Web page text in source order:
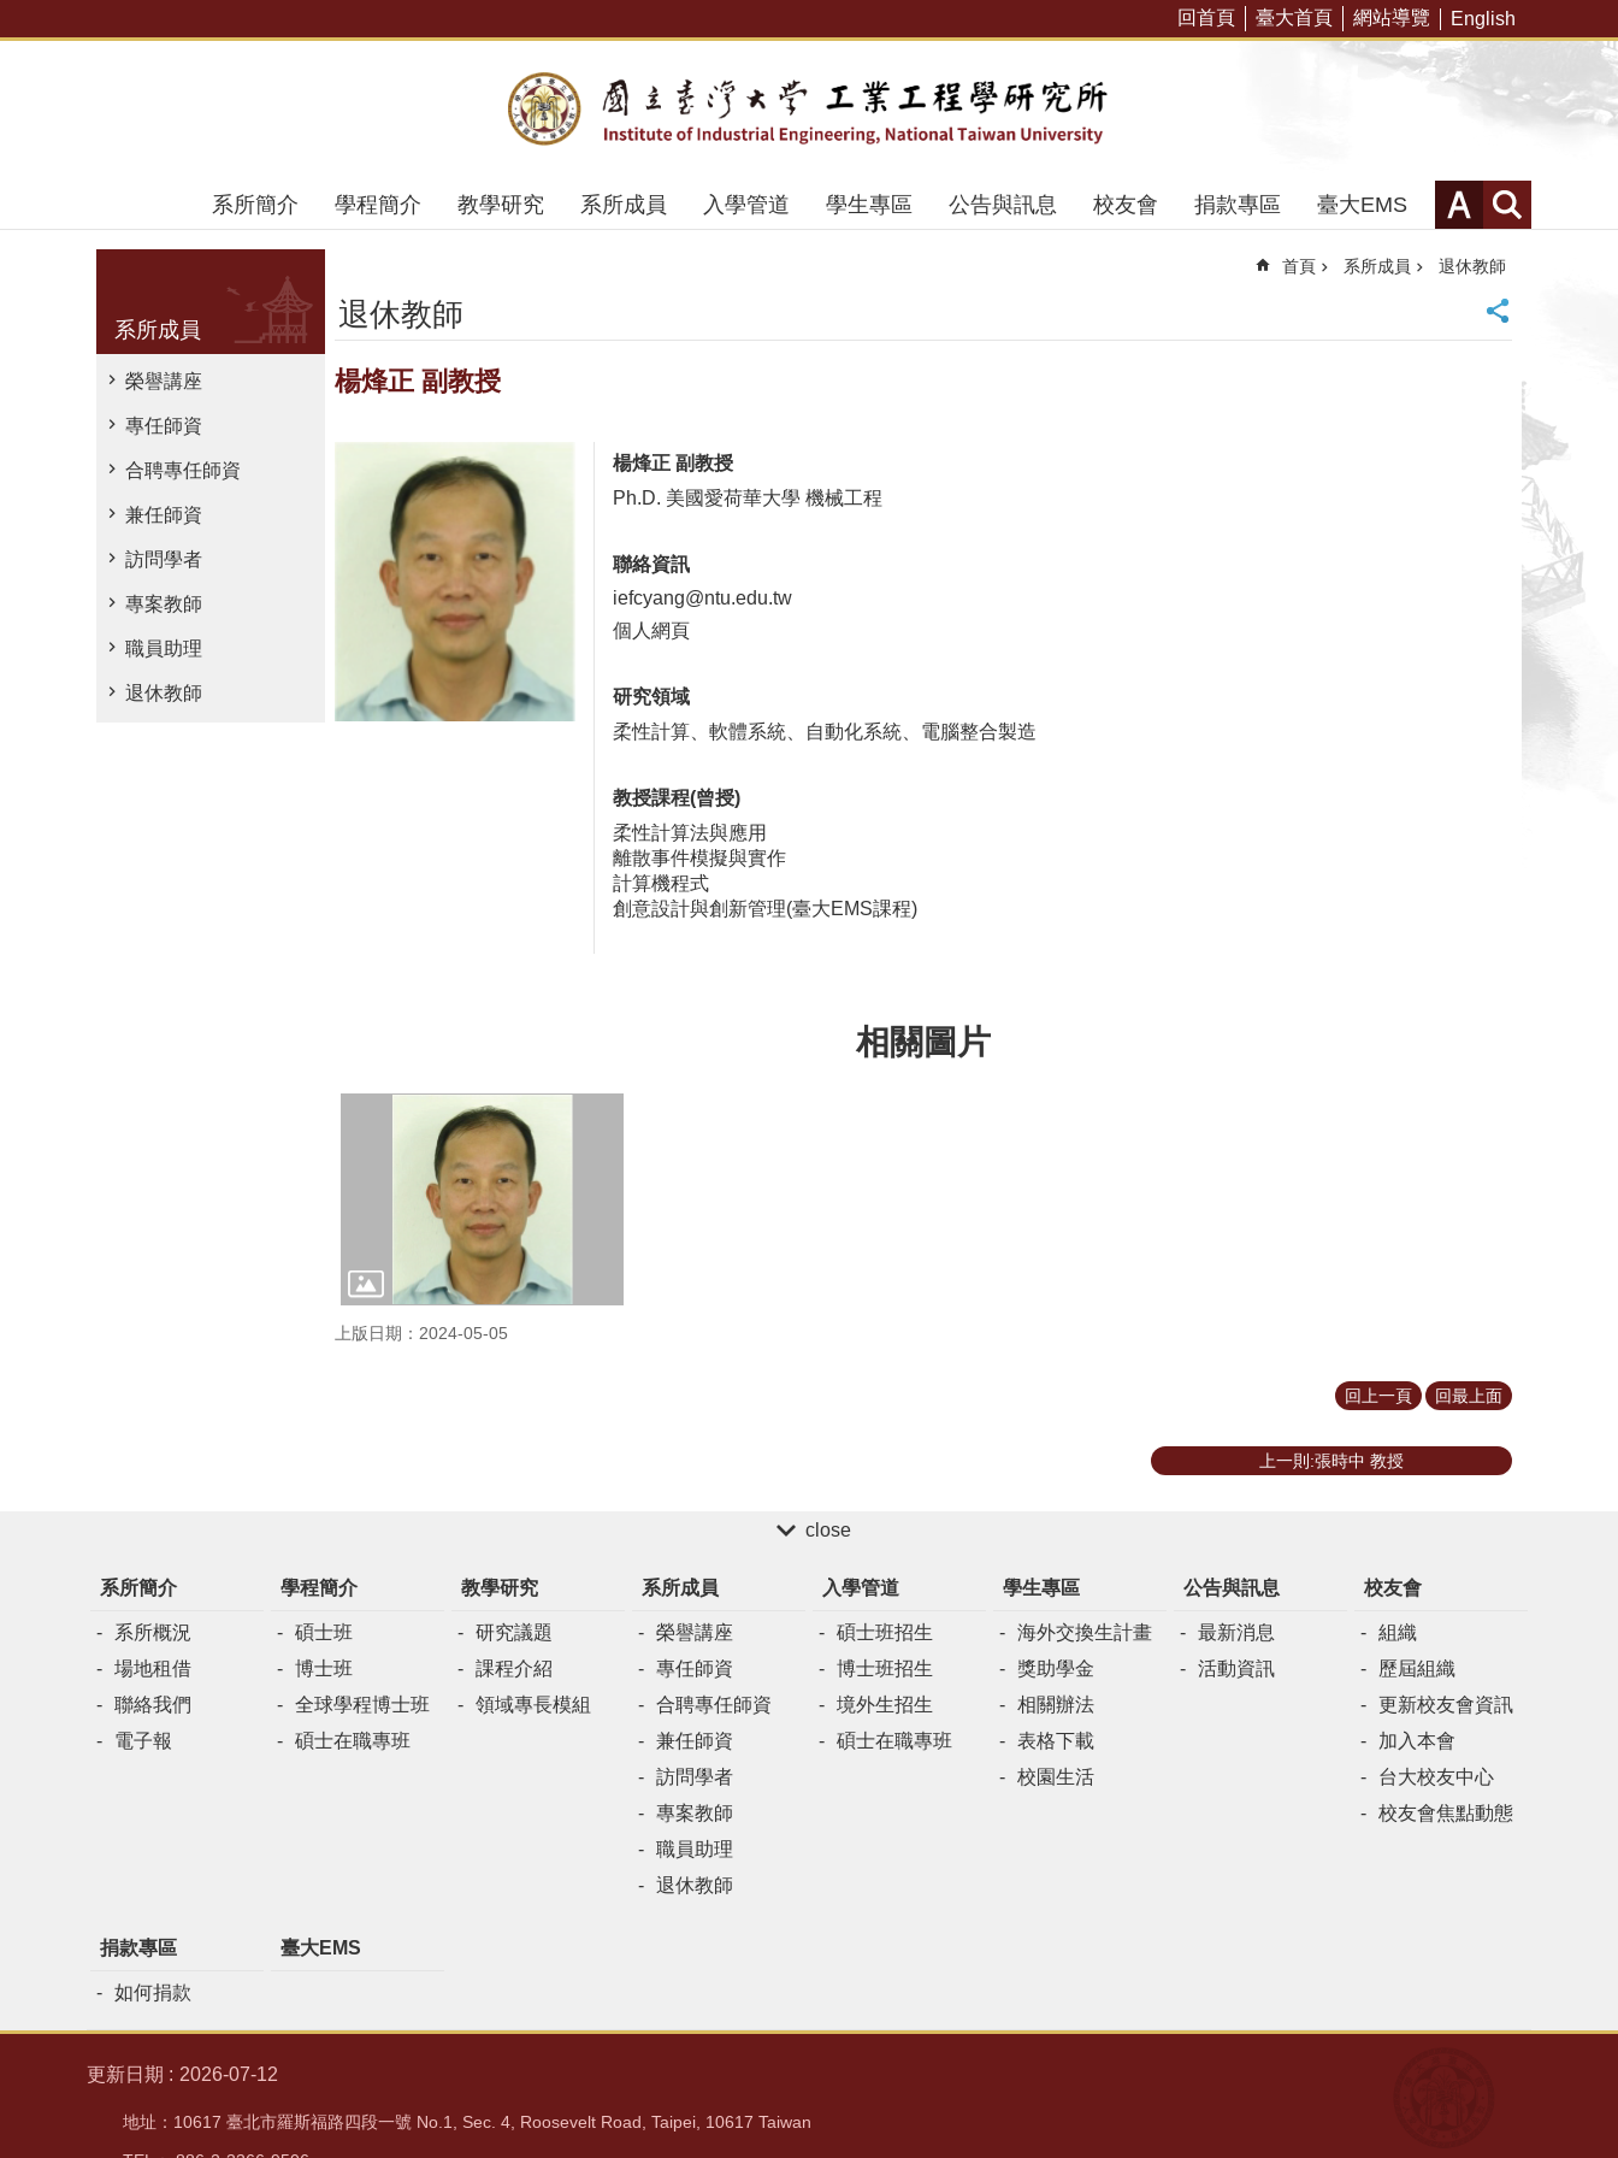
回首頁 臺大首頁 網站導覽 English
系所簡介 學程簡介 教學研究 系所成員 入學管道 學生專區 公告與訊息 校友會 捐款專區 臺大EMS
系所成員
榮譽講座
專任師資
合聘專任師資
兼任師資
訪問學者
專案教師
職員助理
退休教師
首頁 系所成員 退休教師
退休教師
楊烽正 副教授
楊烽正 副教授
Ph.D. 美國愛荷華大學 機械工程
聯絡資訊
iefcyang@ntu.edu.tw
個人網頁
研究領域
柔性計算、軟體系統、自動化系統、電腦整合製造
教授課程(曾授)
柔性計算法與應用
離散事件模擬與實作
計算機程式
創意設計與創新管理(臺大EMS課程)
相關圖片
上版日期：2024-05-05
回上一頁 回最上面
上一則:張時中 教授
close
系所簡介
系所概況
場地租借
聯絡我們
電子報
學程簡介
碩士班
博士班
全球學程博士班
碩士在職專班
教學研究
研究議題
課程介紹
領域專長模組
系所成員
榮譽講座
專任師資
合聘專任師資
兼任師資
訪問學者
專案教師
職員助理
退休教師
入學管道
碩士班招生
博士班招生
境外生招生
碩士在職專班
學生專區
海外交換生計畫
獎助學金
相關辦法
表格下載
校園生活
公告與訊息
最新消息
活動資訊
校友會
組織
歷屆組織
更新校友會資訊
加入本會
台大校友中心
校友會焦點動態
捐款專區
如何捐款
臺大EMS
更新日期 2026-07-12
地址：10617 臺北市羅斯福路四段一號 No.1, Sec. 4, Roosevelt Road, Taipei, 10617 Taiwan